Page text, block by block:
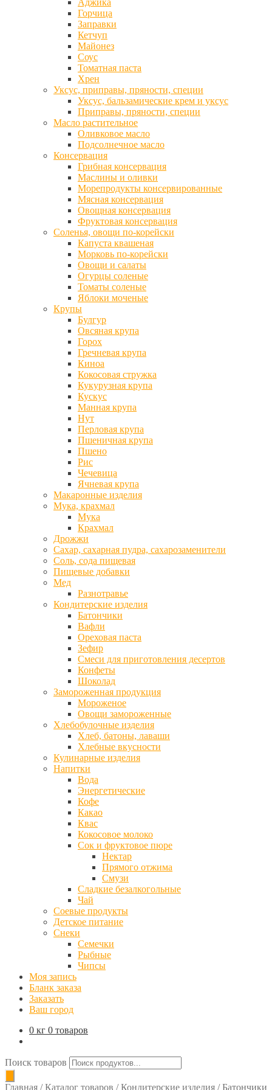
Аджика
Горчица
Заправки
Кетчуп
Майонез
Соус
Томатная паста
Хрен
Уксус, приправы, пряности, специи
Уксус, бальзамические крем и уксус
Приправы, пряности, специи
Масло растительное
Оливковое масло
Подсолнечное масло
Консервация
Грибная консервация
Маслины и оливки
Морепродукты консервированные
Мясная консервация
Овощная консервация
Фруктовая консервация
Соленья, овощи по-корейски
Капуста квашеная
Морковь по-корейски
Овощи и салаты
Огурцы соленые
Томаты соленые
Яблоки моченые
Крупы
Булгур
Овсяная крупа
Горох
Гречневая крупа
Киноа
Кокосовая стружка
Кукурузная крупа
Кускус
Манная крупа
Нут
Перловая крупа
Пшеничная крупа
Пшено
Рис
Чечевица
Ячневая крупа
Макаронные изделия
Мука, крахмал
Мука
Крахмал
Дрожжи
Сахар, сахарная пудра, сахарозаменители
Соль, сода пищевая
Пищевые добавки
Мед
Разнотравье
Кондитерские изделия
Батончики
Вафли
Ореховая паста
Зефир
Смеси для приготовления десертов
Конфеты
Шоколад
Замороженная продукция
Мороженое
Овощи замороженные
Хлебобулочные изделия
Хлеб, батоны, лаваши
Хлебные вкусности
Кулинарные изделия
Напитки
Вода
Энергетические
Кофе
Какао
Квас
Кокосовое молоко
Сок и фруктовое пюре
Нектар
Прямого отжима
Смузи
Сладкие безалкогольные
Чай
Соевые продукты
Детское питание
Снеки
Семечки
Рыбные
Чипсы
Моя запись
Бланк заказа
Заказать
Ваш город
0 кг 0 товаров
Поиск товаров
Главная /Каталог товаров /Кондитерские изделия /Батончики